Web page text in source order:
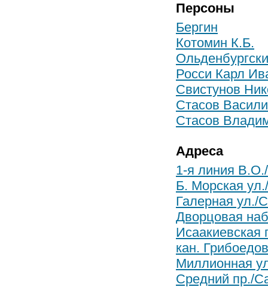
Персоны
Бергин
Котомин К.Б.
Росси Карл
Свистунов
Стасов
Стасов
Адреса
1-я линия
Б. Морская
Галерная ул./
Дворцовая
Исаакиевская
кан.
Миллионная
Средний пр./